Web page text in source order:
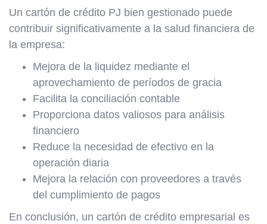
Un cartón de crédito PJ bien gestionado puede
contribuir significativamente a la salud financiera de
la empresa:
Mejora de la liquidez mediante el
aprovechamiento de períodos de gracia
Facilita la conciliación contable
Proporciona datos valiosos para análisis
financiero
Reduce la necesidad de efectivo en la
operación diaria
Mejora la relación con proveedores a través
del cumplimiento de pagos
En conclusión, un cartón de crédito empresarial es